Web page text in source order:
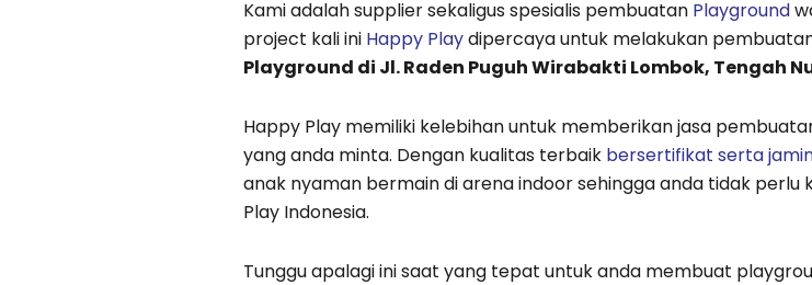
Kami adalah supplier sekaligus spesialis pembuatan Playground
project kali ini Happy Playdipercaya untuk melakukan
Playground di Jl. Raden Puguh Wirabakti Lombok, Tengah
Happy Play memiliki kelebihan untuk memberikan jasa
yang anda minta. Dengan kualitas terbaik bersertifikat serta
anak nyaman bermain di arena indoor sehingga anda tidak
Play Indonesia.
Tunggu apalagi ini saat yang tepat untuk anda membuat